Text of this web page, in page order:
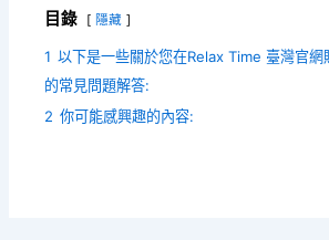
目錄 隱藏
1 以下是一些關於您在Relax Time 臺灣官網
的常見問題解答:
2 你可能感興趣的內容: